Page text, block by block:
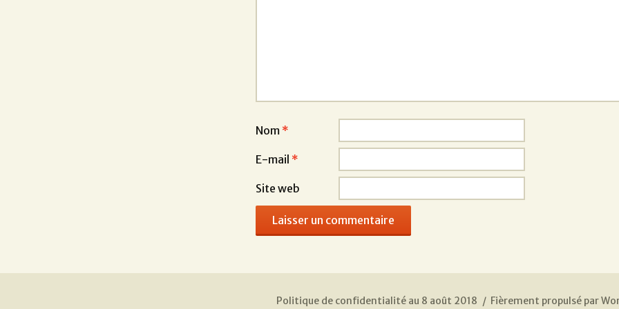
Nom *
E-mail *
Site web
Politique de confidentialité au 8 août 2018 Fièrement propulsé par